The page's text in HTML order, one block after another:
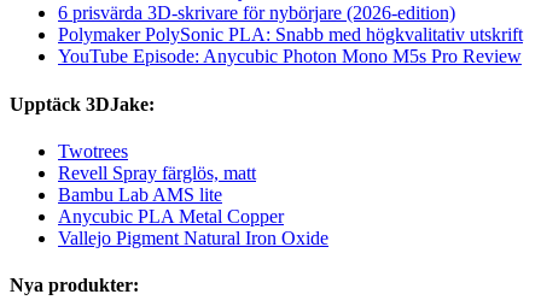
6 prisvärda 3D-skrivare för nybörjare (2026-edition)
Polymaker PolySonic PLA: Snabb med högkvalitativ utskrift
YouTube Episode: Anycubic Photon Mono M5s Pro Review
Upptäck 3DJake:
Twotrees
Revell Spray färglös, matt
Bambu Lab AMS lite
Anycubic PLA Metal Copper
Vallejo Pigment Natural Iron Oxide
Nya produkter: